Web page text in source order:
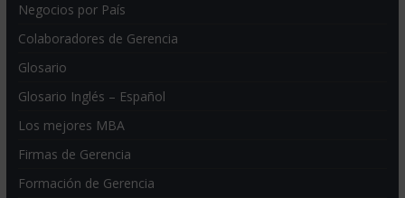
Negocios por País
Colaboradores de Gerencia
Glosario
Glosario Inglés – Español
Los mejores MBA
Firmas de Gerencia
Formación de Gerencia